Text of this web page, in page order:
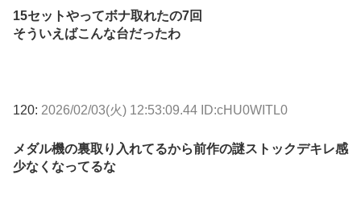
15セットやってボナ取れたの7回
そういえばこんな台だったわ
120: 2026/02/03(火) 12:53:09.44 ID:cHU0WITL0
メダル機の裏取り入れてるから前作の謎ストックデキレ感
少なくなってるな